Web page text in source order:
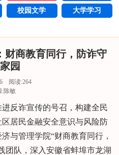
校园文学 大学学习
财商教育同行，防诈守
园
阅读:264
:陈敏
反诈宣传的号召，构建全民
居民金融安全意识与风险防
与管理学院“财商教育同行，
团队，深入安徽省蚌埠市龙湖